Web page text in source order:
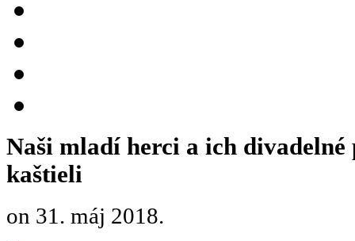
Naši mladí herci a ich divadelné
kaštieli
on 31. máj 2018.